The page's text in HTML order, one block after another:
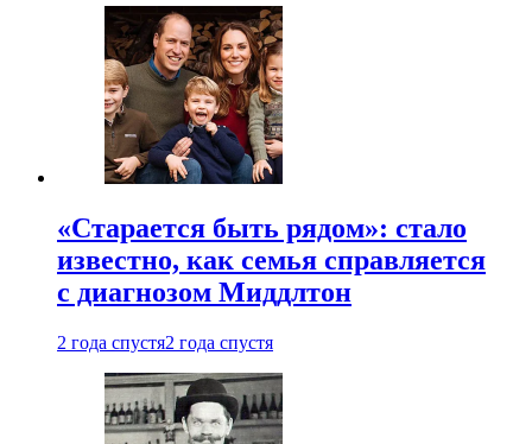
«Старается быть рядом»: стало
известно, как семья справляется
с диагнозом Миддлтон
2 года спустя2 года спустя